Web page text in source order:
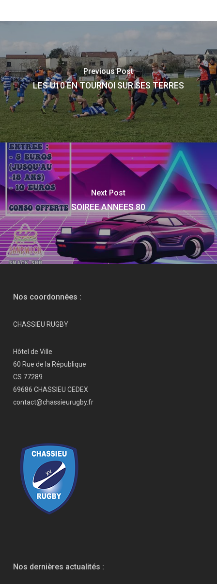
Previous Post
LES U10 EN TOURNOI SUR SES TERRES
Next Post
SOIREE ANNEES 80
Nos coordonnées :
CHASSIEU RUGBY
Hôtel de Ville
60 Rue de la République
CS 77289
69686 CHASSIEU CEDEX
contact@chassieurugby.fr
Nos dernières actualités :